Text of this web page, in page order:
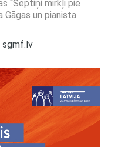
“Septiņi mirkļi pie
Gāgas un pianista
sgmf.lv